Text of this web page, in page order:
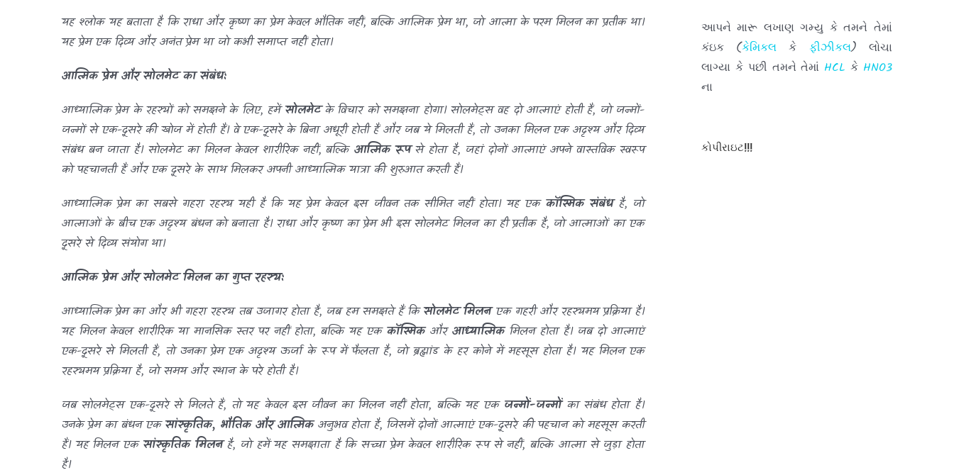
यह श्लोक यह बताता है कि राधा और कृष्ण का प्रेम केवल भौतिक नहीं, बल्कि आत्मिक प्रेम था, जो आत्मा के परम मिलन का प्रतीक था।
यह प्रेम एक दिव्य और अनंत प्रेम था जो कभी समाप्त नहीं होता।
आत्मिक प्रेम और सोलमेट का संबंध:
आध्यात्मिक प्रेम के रहस्यों को समझने के लिए, हमेंसोलमेटके विचार को समझना होगा। सोलमेट्स वह दो आत्माएं होती हैं, जो जन्मों-
जन्मों से एक-दूसरे की खोज में होती हैं। वे एक-दूसरे के बिना अधूरी होती हैं और जब ये मिलती हैं, तो उनका मिलन एक अदृश्य और दिव्य
संबंध बन जाता है। सोलमेट का मिलन केवल शारीरिक नहीं, बल्किआत्मिक रूपसे होता है, जहां दोनों आत्माएं अपने वास्तविक स्वरूप
को पहचानती हैं और एक दूसरे के साथ मिलकर अपनी आध्यात्मिक यात्रा की शुरुआत करती हैं।
आध्यात्मिक प्रेम का सबसे गहरा रहस्य यही है कि यह प्रेम केवल इस जीवन तक सीमित नहीं होता। यह एक कॉस्मिक संबंधहै, जो
आत्माओं के बीच एक अदृश्य बंधन को बनाता है। राधा और कृष्ण का प्रेम भी इस सोलमेट मिलन का ही प्रतीक है, जो आत्माओं का एक
दूसरे से दिव्य संयोग था।
आत्मिक प्रेम और सोलमेट मिलन का गुप्त रहस्य:
आध्यात्मिक प्रेम का और भी गहरा रहस्य तब उजागर होता है, जब हम समझते हैं किसोलमेट मिलनएक गहरी और रहस्यमय प्रक्रिया है।
यह मिलन केवल शारीरिक या मानसिक स्तर पर नहीं होता, बल्कि यह एक कॉस्मिकऔरआध्यात्मिकमिलन होता है। जब दो आत्माएं
एक-दूसरे से मिलती हैं, तो उनका प्रेम एक अदृश्य ऊर्जा के रूप में फैलता है, जो ब्रह्मांड के हर कोने में महसूस होता है। यह मिलन एक
रहस्यमय प्रक्रिया है, जो समय और स्थान के परे होती है।
जब सोलमेट्स एक-दूसरे से मिलते हैं, तो यह केवल इस जीवन का मिलन नहीं होता, बल्कि यह एक जन्मों-जन्मोंका संबंध होता है।
उनके प्रेम का बंधन एकसांस्कृतिक, भौतिक और आत्मिकअनुभव होता है, जिसमें दोनों आत्माएं एक-दूसरे की पहचान को महसूस करती
हैं। यह मिलन एकसांस्कृतिक मिलनहै, जो हमें यह समझाता है कि सच्चा प्रेम केवल शारीरिक रूप से नहीं, बल्कि आत्मा से जुड़ा होता
है।
કંઇક (કેમિકલકેફીઝીકલ) લોચા
લાગ્યા કે પછી તમને તેમાંHCLકે
HNO3
ના
ધુમાડા દેખાયા તે જણાવવા માટે આપની
કોપીરાઇટ!!!